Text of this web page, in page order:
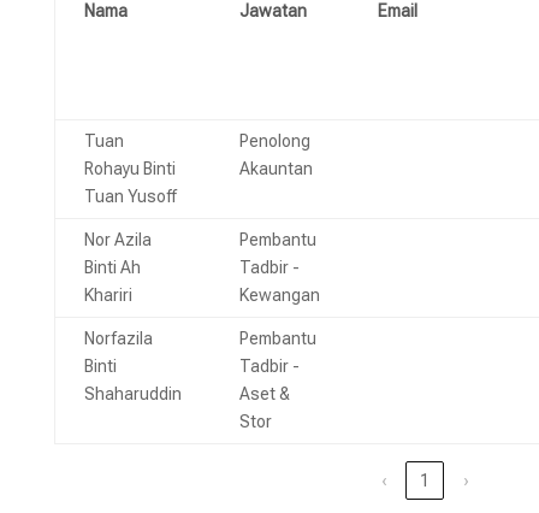
Nama Jawatan Email
Tuan
Rohayu Binti
Tuan Yusoff
Penolong
Akauntan
Nor Azila
Binti Ah
Khariri
Pembantu
Tadbir -
Kewangan
Norfazila
Binti
Shaharuddin
Pembantu
Tadbir -
Aset &
Stor
‹ 1
›
Lokasi: